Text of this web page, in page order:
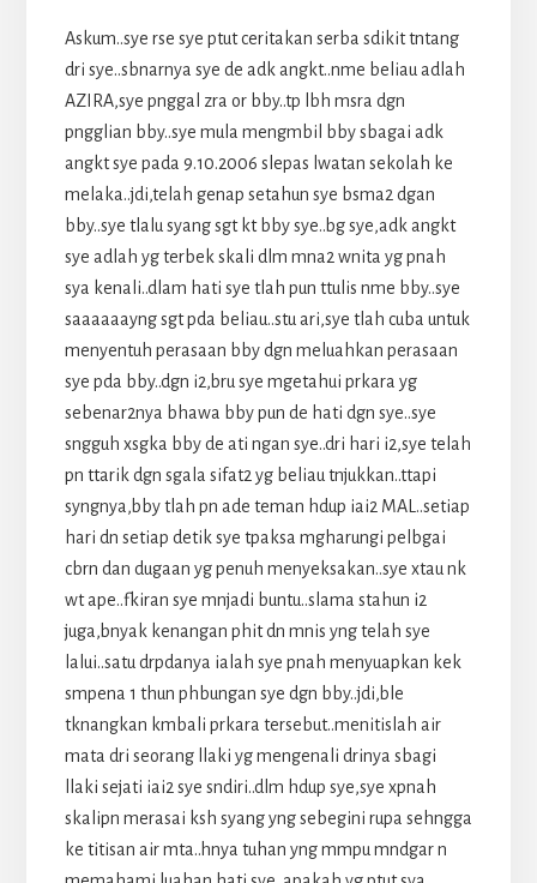
Askum..sye rse sye ptut ceritakan serba sdikit tntang
dri sye..sbnarnya sye de adk angkt..nme beliau adlah
AZIRA,sye pnggal zra or bby..tp lbh msra dgn
pngglian bby..sye mula mengmbil bby sbagai adk
angkt sye pada 9.10.2006 slepas lwatan sekolah ke
melaka..jdi,telah genap setahun sye bsma2 dgan
bby..sye tlalu syang sgt kt bby sye..bg sye,adk angkt
sye adlah yg terbek skali dlm mna2 wnita yg pnah
sya kenali..dlam hati sye tlah pun ttulis nme bby..sye
saaaaaayng sgt pda beliau..stu ari,sye tlah cuba untuk
menyentuh perasaan bby dgn meluahkan perasaan
sye pda bby..dgn i2,bru sye mgetahui prkara yg
sebenar2nya bhawa bby pun de hati dgn sye..sye
sngguh xsgka bby de ati ngan sye..dri hari i2,sye telah
pn ttarik dgn sgala sifat2 yg beliau tnjukkan..ttapi
syngnya,bby tlah pn ade teman hdup iai2 MAL..setiap
hari dn setiap detik sye tpaksa mgharungi pelbgai
cbrn dan dugaan yg penuh menyeksakan..sye xtau nk
wt ape..fkiran sye mnjadi buntu..slama stahun i2
juga,bnyak kenangan phit dn mnis yng telah sye
lalui..satu drpdanya ialah sye pnah menyuapkan kek
smpena 1 thun phbungan sye dgn bby..jdi,ble
tknangkan kmbali prkara tersebut..menitislah air
mata dri seorang llaki yg mengenali drinya sbagi
llaki sejati iai2 sye sndiri..dlm hdup sye,sye xpnah
skalipn merasai ksh syang yng sebegini rupa sehngga
ke titisan air mta..hnya tuhan yng mmpu mndgar n